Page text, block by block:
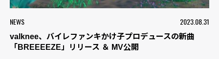
NEWS 2023.08.31
valknee、バイレファンキかけ子プロデュースの新曲
「BREEEEZE」リリース ＆ MV公開